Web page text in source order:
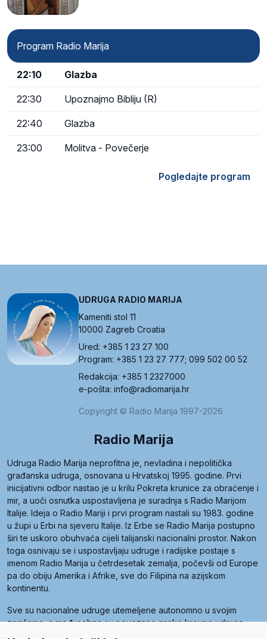
Program Radio Marija
22:10 Glazba
22:30 Upoznajmo Bibliju (R)
22:40 Glazba
23:00 Molitva - Povečerje
Pogledajte program
UDRUGA RADIO MARIJA
Kameniti stol 11
10000 Zagreb Croatia
Ured: +385 1 23 27 100
Program: +385 1 23 27 777; 099 502 00 52
Redakcija: +385 1 2327000
e-pošta: info@radiomarija.hr
Copyright © Radio Marija 1997-2026
Radio Marija
Udruga Radio Marija neprofitna je, nevladina i nepolitička
građanska udruga, osnovana u Hrvatskoj 1995. godine. Prvi
inicijativni odbor nastao je u krilu Pokreta krunice za obraćenje i
mir, a uoči osnutka uspostavljena je suradnja s Radio Marijom
Italije. Ideja o Radio Mariji i prvi program nastali su 1983. godine
u župi u Erbi na sjeveru Italije. Iz Erbe se Radio Marija postupno
širi te uskoro obuhvaća cijeli talijanski nacionalni prostor. Nakon
toga osnivaju se i uspostavljaju udruge i radijske postaje s
imenom Radio Marija u četrdesetak zemalja, počevši od Europe
pa do obiju Amerika i Afrike, sve do Filipina na azijskom
kontinentu.
Sve su nacionalne udruge utemeljene autonomno u svojim
zemljama, a međusobna su povezane preko krovne udruge